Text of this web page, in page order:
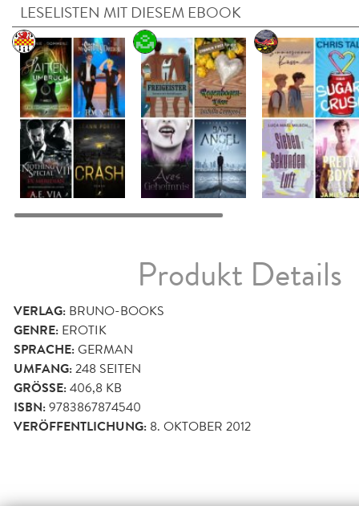
LESELISTEN MIT DIESEM EBOOK
Produkt Details
VERLAG: BRUNO-BOOKS
GENRE: EROTIK
SPRACHE:GERMAN
UMFANG:248 SEITEN
GRÖSSE: 406,8 KB
ISBN:9783867874540
VERÖFFENTLICHUNG: 8. OKTOBER 2012